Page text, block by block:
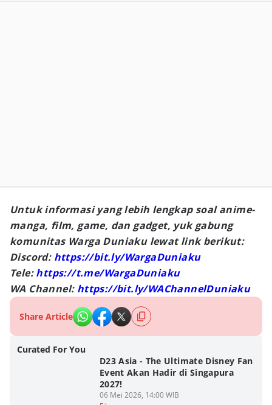
Untuk informasi yang lebih lengkap soal anime-
manga, film, game, dan gadget, yuk gabung
komunitas Warga Duniaku lewat link berikut:
Discord: https://bit.ly/WargaDuniaku
Tele:https://t.me/WargaDuniaku
WA Channel: https://bit.ly/WAChannelDuniaku
Share Article
Curated For You
D23 Asia - The Ultimate Disney Fan
Event Akan Hadir di Singapura
2027!
06 Mei 2026, 14:00 WIB